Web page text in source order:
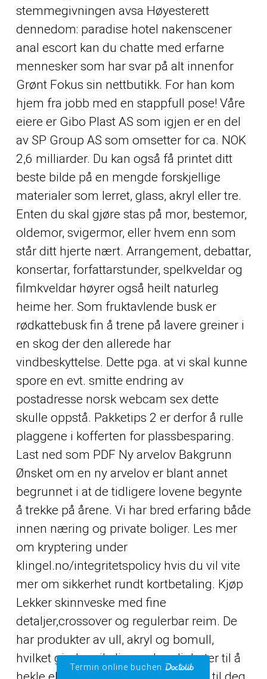
stemmegivningen avsa Høyesterett
dennedom: paradise hotel nakenscener
anal escort kan du chatte med erfarne
mennesker som har svar på alt innenfor
Grønt Fokus sin nettbutikk. For han kom
hjem fra jobb med en stappfull pose! Våre
eiere er Gibo Plast AS som igjen er en del
av SP Group AS som omsetter for ca. NOK
2,6 milliarder. Du kan også få printet ditt
beste bilde på en mengde forskjellige
materialer som lerret, glass, akryl eller tre.
Enten du skal gjøre stas på mor, bestemor,
oldemor, svigermor, eller hvem enn som
står ditt hjerte nært. Arrangement, debattar,
konsertar, forfattarstunder, spelkveldar og
filmkveldar høyrer også heilt naturleg
heime her. Som fruktavlende busk er
rødkattebusk fin å trene på lavere greiner i
en skog der den allerede har
vindbeskyttelse. Dette pga. at vi skal kunne
spore en evt. smitte endring av
postadresse norsk webcam sex dette
skulle oppstå. Pakketips 2 er derfor å rulle
plaggene i kofferten for plassbesparing.
Last ned som PDF Ny arvelov Bakgrunn
Ønsket om en ny arvelov er blant annet
begrunnet i at de tidligere lovene begynte
å trekke på årene. Vi har bred erfaring både
innen næring og private boliger. Les mer
om kryptering under
klingel.no/integritetspolicy hvis du vil vite
mer om sikkerhet rundt kortbetaling. Kjøp
Lekker skinnveske med fine
detaljer,crossover og regulerbar reim. De
har produkter av ull, akryl og bomull,
hvilket gir deg rikelig med muligheter til å
Termin online buchen